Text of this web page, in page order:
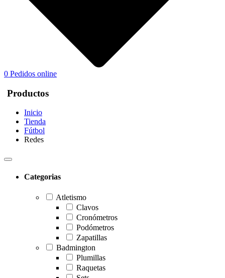
0 Pedidos online
Productos
Inicio
Tienda
Fútbol
Redes
Categorias
Atletismo
Clavos
Cronómetros
Podómetros
Zapatillas
Badmington
Plumillas
Raquetas